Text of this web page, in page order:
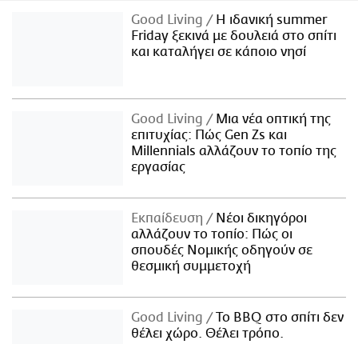
Good Living
Η ιδανική summer
Friday ξεκινά με δουλειά στο σπίτι
και καταλήγει σε κάποιο νησί
Good Living
Μια νέα οπτική της
επιτυχίας: Πώς Gen Zs και
Millennials αλλάζουν το τοπίο της
εργασίας
Εκπαίδευση
Νέοι δικηγόροι
αλλάζουν το τοπίο: Πώς οι
σπουδές Νομικής οδηγούν σε
θεσμική συμμετοχή
Good Living
Το BBQ στο σπίτι δεν
θέλει χώρο. Θέλει τρόπο.